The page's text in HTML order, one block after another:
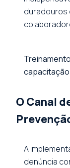
duradouros
O Canal
A
denúncia